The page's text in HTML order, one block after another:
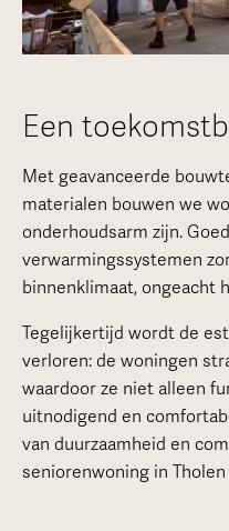
Een
Met geavanceerde
materialen bouwen we
onderhoudsarm zijn.
verwarmingssystemen
binnenklimaat, ongeacht
Tegelijkertijd wordt de
verloren: de woningen
waardoor ze niet alleen
uitnodigend en
van duurzaamheid en
seniorenwoning in